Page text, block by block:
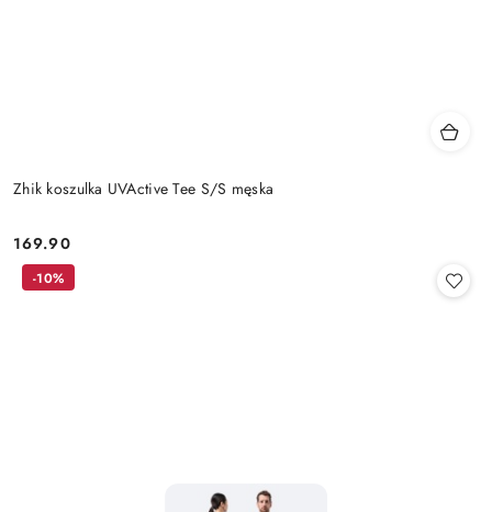
Zhik koszulka UVActive Tee S/S męska
Cena:
169.90
-10%